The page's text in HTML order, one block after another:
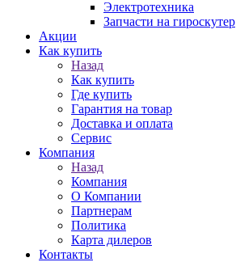
Электротехника
Запчасти на гироскутер
Акции
Как купить
Назад
Как купить
Где купить
Гарантия на товар
Доставка и оплата
Сервис
Компания
Назад
Компания
О Компании
Партнерам
Политика
Карта дилеров
Контакты